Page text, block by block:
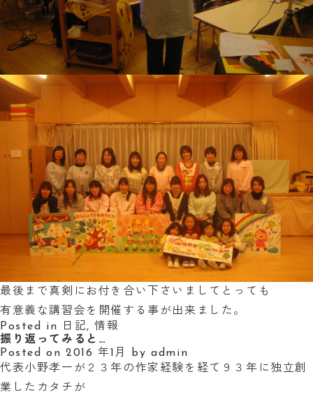
最後まで真剣にお付き合い下さいましてとっても
有意義な講習会を開催する事が出来ました。
Posted in
日記,情報
振り返ってみると…
Posted on 2016 年1月 byadmin
代表小野孝一が２３年の作家経験を経て９３年に独立創
業したカタチが